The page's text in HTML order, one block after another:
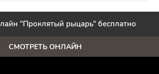
"Проклятый рыцарь" бесплатно
СМОТРЕТЬ ОНЛАЙН